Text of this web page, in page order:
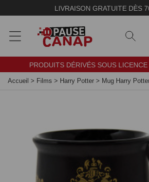
LIVRAISON GRATUITE DÈS
PRODUITS DÉRIVÉS SOUS
Accueil > Films > Harry Potter > Mug Harry
Panneau de gestion des cookies